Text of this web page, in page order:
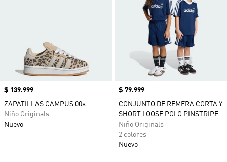
Precio
$ 139.999
ZAPATILLAS CAMPUS 00s
Niño Originals
Nuevo
Precio
$ 79.999
CONJUNTO DE REMERA CORTA Y
SHORT LOOSE POLO PINSTRIPE
Niño Originals
2 colores
Nuevo